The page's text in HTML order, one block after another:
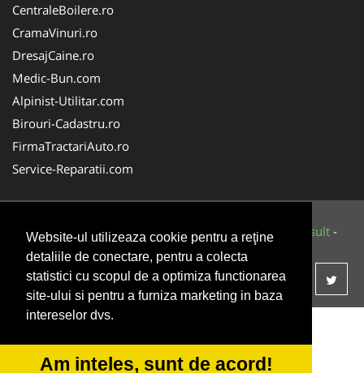
Website-ul utilizeaza cookie pentru a reţine
detaliile de conectare, pentru a colecta
statistici cu scopul de a optimiza functionarea
site-ului si pentru a furniza marketing in baza
intereselor dvs.
Am inteles, sunt de acord!
CentraleBoilere.ro
CramaVinuri.ro
DresajCaine.ro
Medic-Bun.com
Alpinist-Utilitar.com
Birouri-Cadastru.ro
FirmaTractariAuto.ro
Service-Reparatii.com
© 2014-2026 Powered byVilonMedia& Tokaido Consult -
ANPC SOL